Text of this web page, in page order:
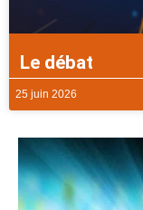
Le débat
25 juin 2026